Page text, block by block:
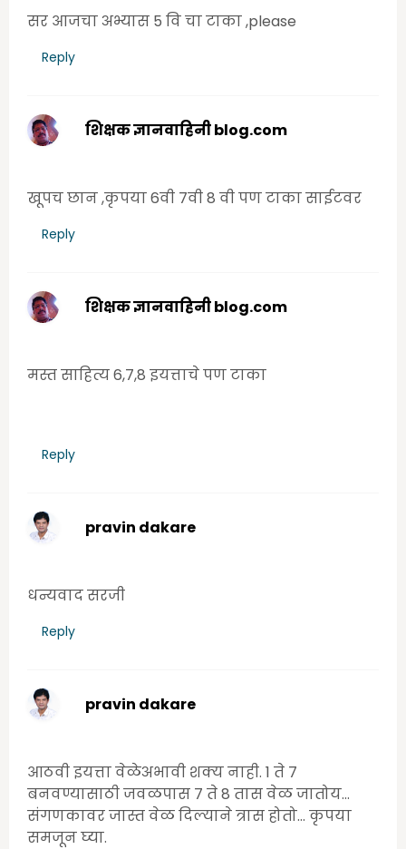
सर आजचा अभ्यास 5 वि चा टाका ,please
Reply
शिक्षक ज्ञानवाहिनी blog.com
खूपच छान ,कृपया 6वी 7वी 8 वी पण टाका साईटवर
Reply
शिक्षक ज्ञानवाहिनी blog.com
मस्त साहित्य 6,7,8 इयत्ताचे पण टाका
Reply
pravin dakare
धन्यवाद सरजी
Reply
pravin dakare
आठवी इयत्ता वेळेअभावी शक्य नाही. 1 ते 7
बनवण्यासाठी जवळपास 7 ते 8 तास वेळ जातोय...
संगणकावर जास्त वेळ दिल्याने त्रास होतो... कृपया
समजून घ्या.